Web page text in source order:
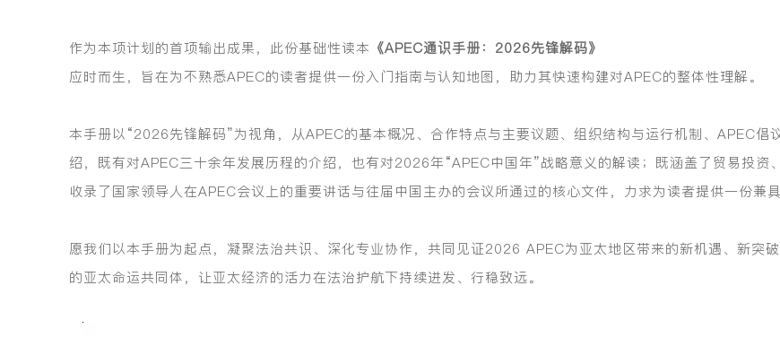
作为本项计划的首项输出成果，此份基础性读本 《APEC通识手册：2026先锋解码》
应时而生，旨在为不熟悉APEC的读者提供一份入门指南与认知地图，助力其快速构建对APEC的整体性理解。
本手册以“2026先锋解码”为视角，从APEC的基本概况、合作特点与主要议题、组织结构与运行机制、APEC倡
绍，既有对APEC三十余年发展历程的介绍，也有对2026年“APEC中国年”战略意义的解读；既涵盖了贸易投
收录了国家领导人在APEC会议上的重要讲话与往届中国主办的会议所通过的核心文件，力求为读者提供一份兼
愿我们以本手册为起点，凝聚法治共识、深化专业协作，共同见证2026 APEC为亚太地区带来的新机遇、新突
的亚太命运共同体，让亚太经济的活力在法治护航下持续迸发、行稳致远。